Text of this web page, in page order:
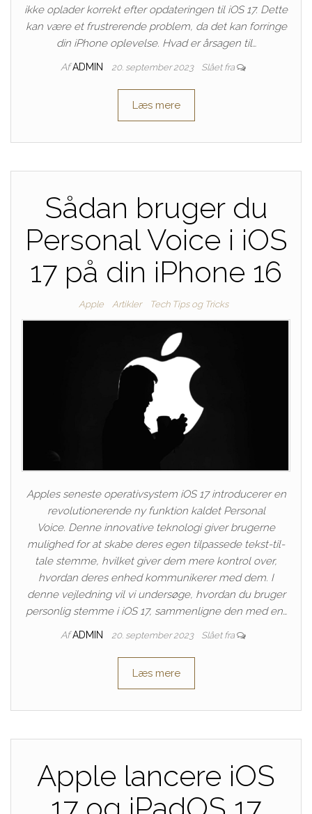
ikke oplader korrekt efter opdateringen til iOS 17. Dette
kan være et frustrerende problem, da det kan forringe
din iPhone oplevelse. Hvad er årsagen til…
Af ADMIN 20. september 2023 Slået fra
Læs mere
Sådan bruger du
Personal Voice i iOS
17 på din iPhone 16
Apple Artikler Tech Tips og Tricks
Apples seneste operativsystem iOS 17 introducerer en
revolutionerende ny funktion kaldet Personal
Voice. Denne innovative teknologi giver brugerne
mulighed for at skabe deres egen tilpassede tekst-til-
tale stemme, hvilket giver dem mere kontrol over,
hvordan deres enhed kommunikerer med dem. I
denne vejledning vil vi undersøge, hvordan du bruger
personlig stemme i iOS 17, sammenligne den med en…
Af ADMIN 20. september 2023 Slået fra
Læs mere
Apple lancere iOS